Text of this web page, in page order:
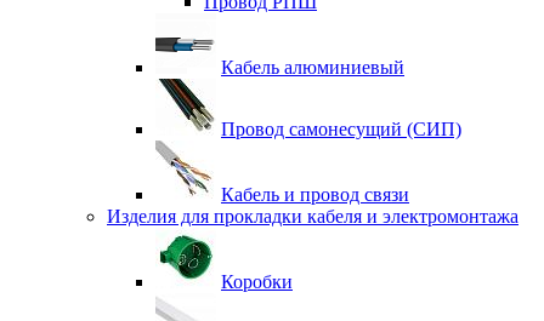
Кабель алюминиевый
Провод самонесущий (СИП)
Кабель и провод связи
Изделия для прокладки кабеля и электромонтажа
Коробки